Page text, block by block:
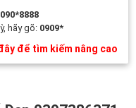
090*8888
hãy gõ: 0909*
để tìm kiếm nâng cao